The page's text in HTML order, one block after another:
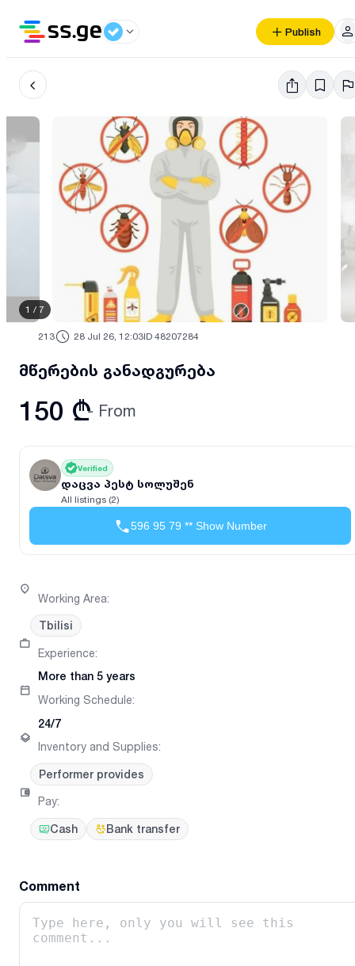
Publish
1 / 7
213 28 Jul 26, 12:03ID 48207284
მწერების განადგურება
150 ₾- From
Verified
დაცვა პესტ სოლუშენ
All listings (2)
596 95 79 ** Show Number
Working Area:
Tbilisi
Experience:
More than 5 years
Working Schedule:
24/7
Inventory and Supplies:
Performer provides
Pay:
Cash Bank transfer
Comment